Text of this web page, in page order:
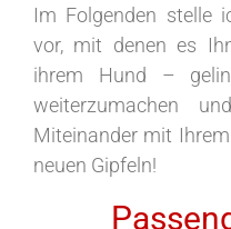
Im Folgenden stelle
vor, mit denen es
ihrem Hund –
weiterzumachen
Miteinander mit
neuen Gipfeln!